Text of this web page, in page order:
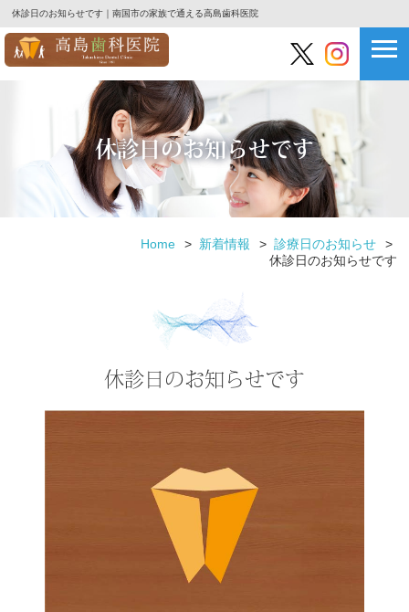
休診日のお知らせです｜南国市の家族で通える高島歯科医院
休診日のお知らせです
Home 新着情報
診療日のお知らせ
休診日のお知らせです
休診日のお知らせです